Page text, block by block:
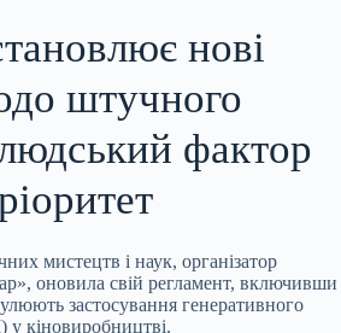
нові
штучного
фактор
мистецтв і наук, організатор
оновила свій регламент, включивши
застосування генеративного
у кіновиробництві.